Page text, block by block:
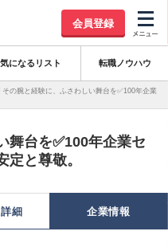
会員登録
気になるリスト 転職ノウハウ
の腕と経験に、ふさわしい舞台を✅100年企業
舞台を✅100年企業セ
定と尊敬。
細 企業情報